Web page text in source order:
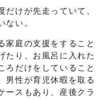
だけが先走っていて、
ない。
家庭の支援をすること
たり、お風呂に入れた
ろだけをしていること
男性が育児休暇を取る
ースもあり、産後クラ